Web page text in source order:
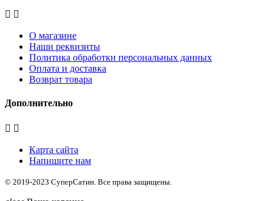
 
О магазине
Наши реквизиты
Политика обработки персональных данных
Оплата и доставка
Возврат товара
Дополнительно
 
Карта сайта
Напишите нам
© 2019-2023 СуперСатин. Все права защищены.